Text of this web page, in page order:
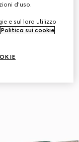
d'uso.
e sul loro utilizzo
Politica sui cookie